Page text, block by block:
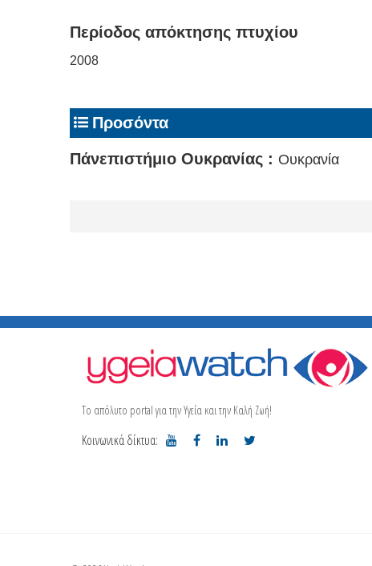
Περίοδος απόκτησης πτυχίου
2008
Προσόντα
Πάνεπιστήμιο Ουκρανίας : Ουκρανία
Το απόλυτο portal για την Υγεία και την Καλή Ζωή!
Κοινωνικά δίκτυα: